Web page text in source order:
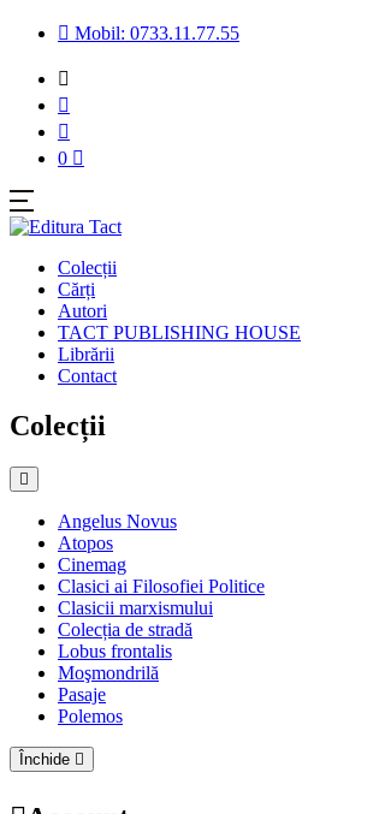
Mobil: 0733.11.77.55
0
Colecții
Cărți
Autori
TACT PUBLISHING HOUSE
Librării
Contact
Colecții
Angelus Novus
Atopos
Cinemag
Clasici ai Filosofiei Politice
Clasicii marxismului
Colecția de stradă
Lobus frontalis
Moşmondrilă
Pasaje
Polemos
Închide